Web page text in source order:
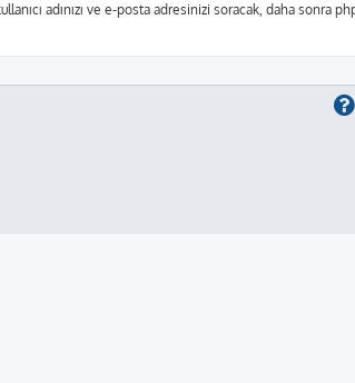
adınızı ve e-posta adresinizi soracak, daha sonra